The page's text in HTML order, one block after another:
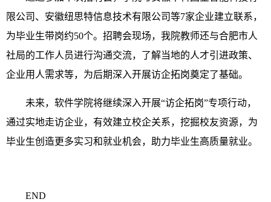
限公司、安徽纽思特信息技术有限公司等7家企业建立联系，
为毕业生带岗约50个。招聘会现场，我院教师还与合肥市人
社局的工作人员进行沟通交流，了解当地的人才引进政策、
企业用人需求等，为后期深入开展访企拓岗奠定了基础。
未来，软件学院将继续深入开展“访企拓岗”专项行动，
通过实地走访企业，有效建立校企关系，挖掘校友资源，为
毕业生创造更多实习和就业机会，助力毕业生高质量就业。
END